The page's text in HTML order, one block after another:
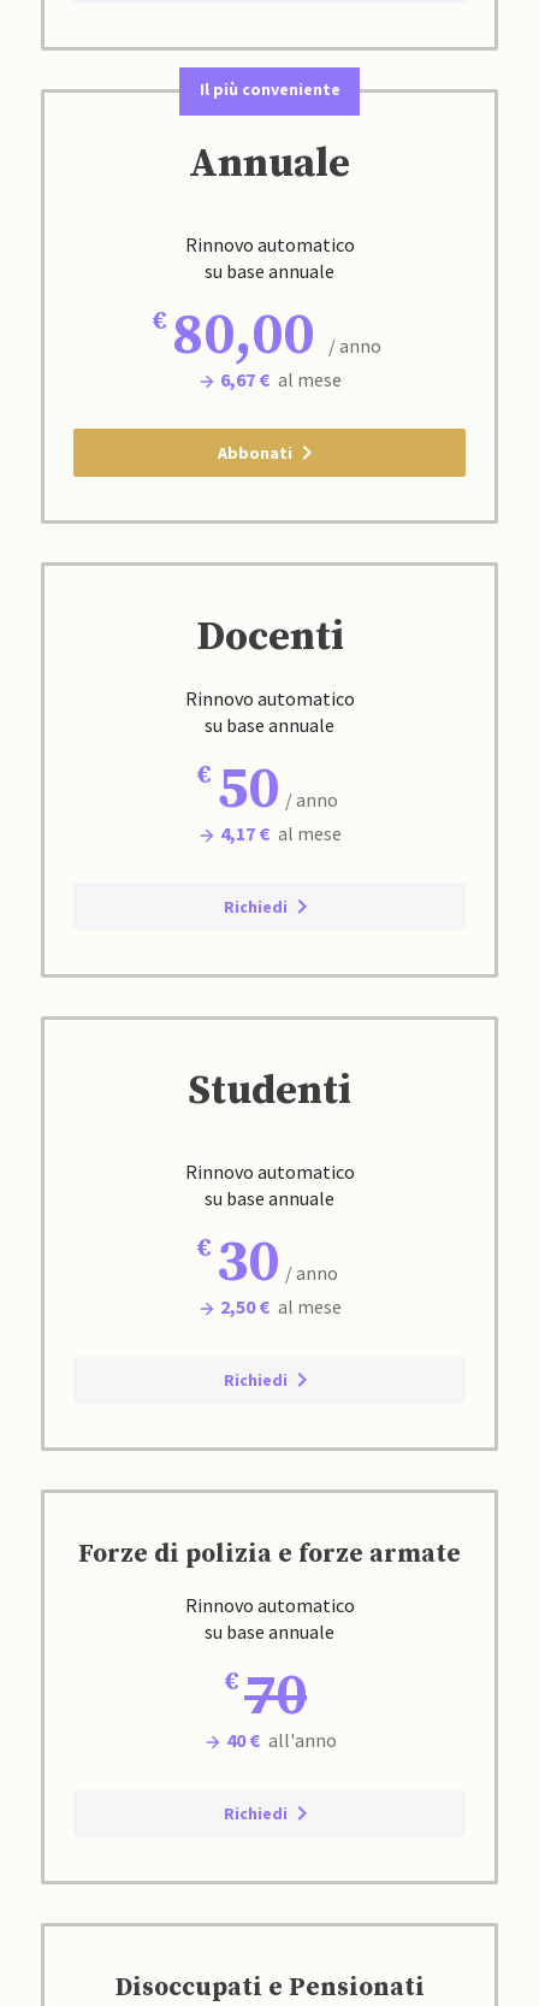
Il più conveniente
Annuale
Rinnovo automatico
su base annuale
80,00
/ anno
6,67 € al mese
Abbonati
Docenti
Rinnovo automatico
su base annuale
50 / anno
4,17 € al mese
Richiedi
Studenti
Rinnovo automatico
su base annuale
30 / anno
2,50 € al mese
Richiedi
Forze di polizia e forze armate
Rinnovo automatico
su base annuale
70
40 € all'anno
Richiedi
Disoccupati e Pensionati